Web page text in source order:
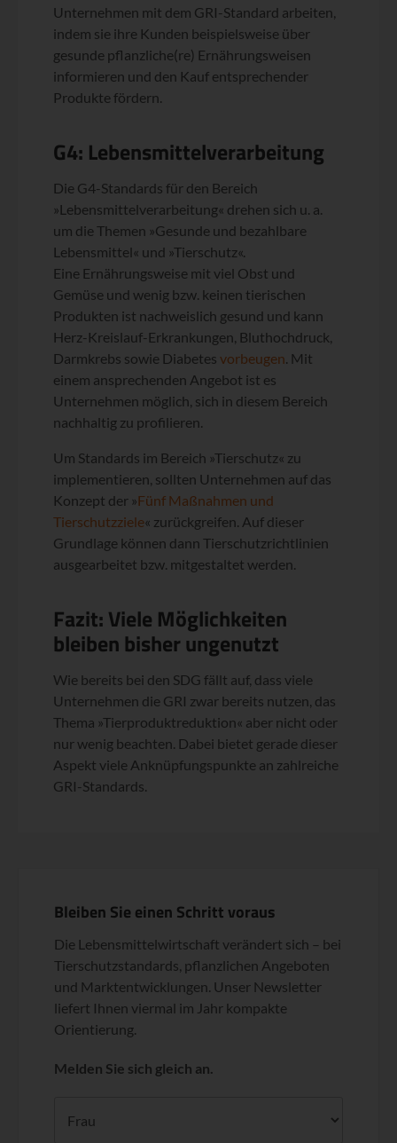
Unternehmen mit dem GRI-Standard arbeiten,
indem sie ihre Kunden beispielsweise über
gesunde pflanzliche(re) Ernährungsweisen
informieren und den Kauf entsprechender
Produkte fördern.
G4: Lebensmittelverarbeitung
Die G4-Standards für den Bereich
»Lebensmittelverarbeitung« drehen sich u. a.
um die Themen »Gesunde und bezahlbare
Lebensmittel« und »Tierschutz«.
Eine Ernährungsweise mit viel Obst und
Gemüse und wenig bzw. keinen tierischen
Produkten ist nachweislich gesund und kann
Herz-Kreislauf-Erkrankungen, Bluthochdruck,
Darmkrebs sowie Diabetes vorbeugen . Mit
einem ansprechenden Angebot ist es
Unternehmen möglich, sich in diesem Bereich
nachhaltig zu profilieren.
Um Standards im Bereich »Tierschutz« zu
implementieren, sollten Unternehmen auf das
Konzept der »Fünf Maßnahmen und
Tierschutzziele« zurückgreifen. Auf dieser
Grundlage können dann Tierschutzrichtlinien
ausgearbeitet bzw. mitgestaltet werden.
Fazit: Viele Möglichkeiten
bleiben bisher ungenutzt
Wie bereits bei den SDG fällt auf, dass viele
Unternehmen die GRI zwar bereits nutzen, das
Thema »Tierproduktreduktion« aber nicht oder
nur wenig beachten. Dabei bietet gerade dieser
Aspekt viele Anknüpfungspunkte an zahlreiche
GRI-Standards.
Bleiben Sie einen Schritt voraus
Die Lebensmittelwirtschaft verändert sich – bei
Tierschutzstandards, pflanzlichen Angeboten
und Marktentwicklungen. Unser Newsletter
liefert Ihnen viermal im Jahr kompakte
Orientierung.
Melden Sie sich gleich an.